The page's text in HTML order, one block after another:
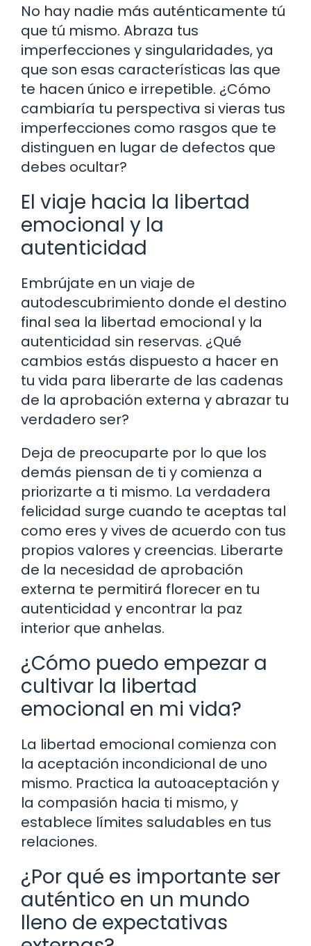
No hay nadie más auténticamente tú
que tú mismo. Abraza tus
imperfecciones y singularidades, ya
que son esas características las que
te hacen único e irrepetible. ¿Cómo
cambiaría tu perspectiva si vieras tus
imperfecciones como rasgos que te
distinguen en lugar de defectos que
debes ocultar?
El viaje hacia la libertad
emocional y la
autenticidad
Embrújate en un viaje de
autodescubrimiento donde el destino
final sea la libertad emocional y la
autenticidad sin reservas. ¿Qué
cambios estás dispuesto a hacer en
tu vida para liberarte de las cadenas
de la aprobación externa y abrazar tu
verdadero ser?
Deja de preocuparte por lo que los
demás piensan de ti y comienza a
priorizarte a ti mismo. La verdadera
felicidad surge cuando te aceptas tal
como eres y vives de acuerdo con tus
propios valores y creencias. Liberarte
de la necesidad de aprobación
externa te permitirá florecer en tu
autenticidad y encontrar la paz
interior que anhelas.
¿Cómo puedo empezar a
cultivar la libertad
emocional en mi vida?
La libertad emocional comienza con
la aceptación incondicional de uno
mismo. Practica la autoaceptación y
la compasión hacia ti mismo, y
establece límites saludables en tus
relaciones.
¿Por qué es importante ser
auténtico en un mundo
lleno de expectativas